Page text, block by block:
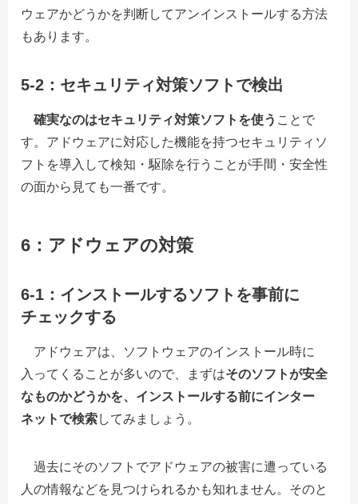
ウェアかどうかを判断してアンインストールする方法
もあります。
5-2：セキュリティ対策ソフトで検出
確実なのはセキュリティ対策ソフトを使う ことで
す。アドウェアに対応した機能を持つセキュリティソ
フトを導入して検知・駆除を行うことが手間・安全性
の面から見ても一番です。
6：アドウェアの対策
6-1：インストールするソフトを事前に
チェックする
アドウェアは、ソフトウェアのインストール時に
入ってくることが多いので、まずはそのソフトが安全
なものかどうかを、インストールする前にインター
ネットで検索してみましょう。
過去にそのソフトでアドウェアの被害に遭っている
人の情報などを見つけられるかも知れません。そのと